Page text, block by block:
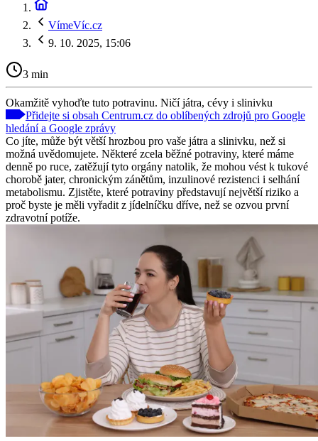
VímeVíc.cz
9. 10. 2025, 15:06
3 min
Okamžitě vyhoďte tuto potravinu. Ničí játra, cévy i slinivku
Přidejte si obsah Centrum.cz do oblíbených zdrojů pro Google
hledání a Google zprávy
Co jíte, může být větší hrozbou pro vaše játra a slinivku, než si
možná uvědomujete. Některé zcela běžné potraviny, které máme
denně po ruce, zatěžují tyto orgány natolik, že mohou vést k tukové
chorobě jater, chronickým zánětům, inzulinové rezistenci i selhání
metabolismu. Zjistěte, které potraviny představují největší riziko a
proč byste je měli vyřadit z jídelníčku dříve, než se ozvou první
zdravotní potíže.